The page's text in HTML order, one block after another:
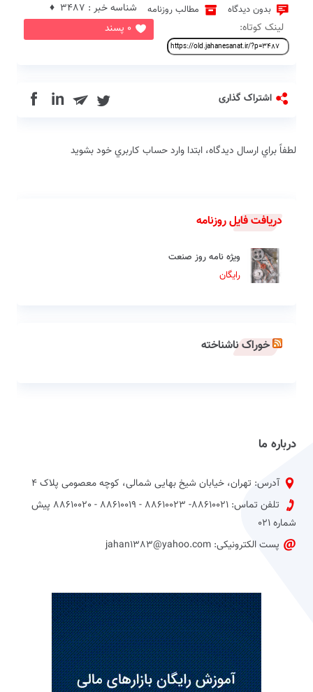
بدون دیدگاه مطالب روزنامه
0 پسند
شناسه خبر : 3487 ♦
لینک کوتاه:
اشتراک گذاری in
لطفاً براي ارسال دیدگاه، ابتدا وارد حساب كاربري خود بشويد
دریافت فایل روزنامه
ویژه نامه روز صنعت
رایگان
خوراک ناشناخته
درباره ما
آدرس: تهران، خیابان شیخ بهایی شمالی، کوچه معصومی پلاک 4
تلفن تماس: 88610021- 88610023 - 88610019 - 88610020 پیش
شماره 021
پست الکترونیکی: jahan1383@yahoo.com